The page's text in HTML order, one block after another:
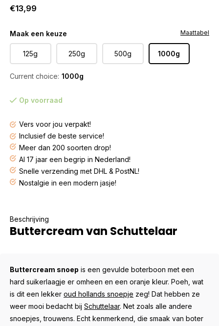
€13,99
Maak een keuze
125g 250g 500g 1000g
Current choice: 1000g
Maattabel
Op voorraad
Vers voor jou verpakt!
Inclusief de beste service!
Meer dan 200 soorten drop!
Al 17 jaar een begrip in Nederland!
Snelle verzending met DHL & PostNL!
Nostalgie in een modern jasje!
Beschrijving
Buttercream van Schuttelaar
Buttercream snoep is een gevulde boterboon met een
hard suikerlaagje er omheen en een oranje kleur. Poeh, wat
is dit een lekker oud hollands snoepje zeg! Dat hebben ze
weer mooi bedacht bij Schuttelaar. Net zoals alle andere
snoepjes, trouwens. Echt kenmerkend, die smaak van boter